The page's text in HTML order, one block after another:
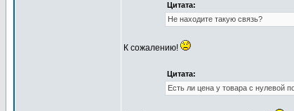
Цитата:
Не находите такую связь?
К сожалению!
Цитата:
Есть ли цена у товара с нулевой